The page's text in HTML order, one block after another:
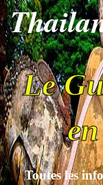
Le
Toutes les